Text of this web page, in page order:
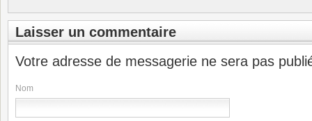
Laisser un commentaire
Votre adresse de messagerie ne sera pas
Nom